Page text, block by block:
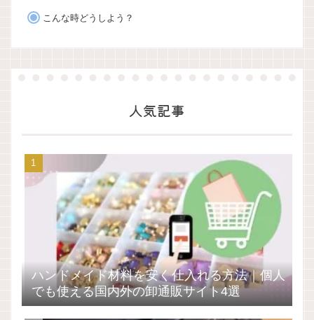
こんな時どうしよう？
人気記事
ハンドメイド材料を安く仕入れる方法｜個人
でも使える国内外の卸通販サイト4選